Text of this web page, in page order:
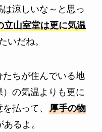
涼しいな～と思っ
立山室堂は更に気温
いだね。
ちが住んでいる地
の気温よりも更に
払って、 厚手の物
るよ。